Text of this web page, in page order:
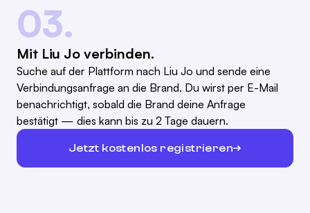
03.
Mit Liu Jo verbinden.
Suche auf der Plattform nach Liu Jo und sende eine
Verbindungsanfrage an die Brand. Du wirst per E-Mail
benachrichtigt, sobald die Brand deine Anfrage
bestätigt — dies kann bis zu 2 Tage dauern.
Jetzt kostenlos registrieren